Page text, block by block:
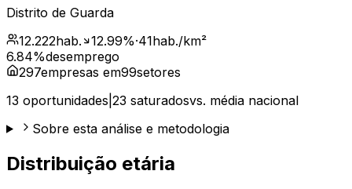
Distrito de Guarda
12.222hab. 12.99%·41hab./km²
6.84%desemprego
297empresas em99setores
13 oportunidades 23 saturadosvs. média nacional
Sobre esta análise e metodologia
Distribuição etária